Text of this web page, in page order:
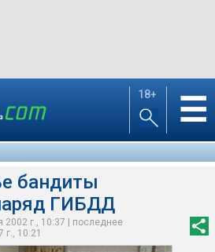
18+ ☰
бандиты
ГИБДД
2002 г., 10:37 | последнее
10:21